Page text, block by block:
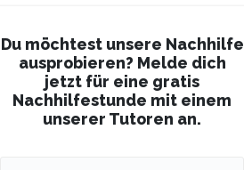
Du möchtest unsere Nachhilfe
ausprobieren? Melde dich
jetzt für eine gratis
Nachhilfestunde mit einem
unserer Tutoren an.